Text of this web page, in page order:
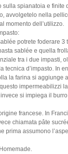
sulla spianatoia e finite
avvolgetelo nella
momento dell’utilizzo.
potrete foderare 3
sablée e quella
tra i due impasti,
tecnica d’impasto. In
la farina si aggiunge
impermeabilizzi
si impiega il
francese. In
chiamata pâte
prima assumono